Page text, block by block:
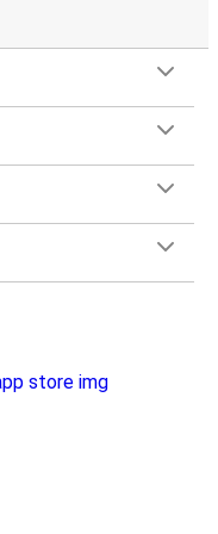
na pokładzie
wielkim stylu, z
jedną sztuka bagażu
głównego
w bagażu.
ale jeśli chcesz
klasyczne,